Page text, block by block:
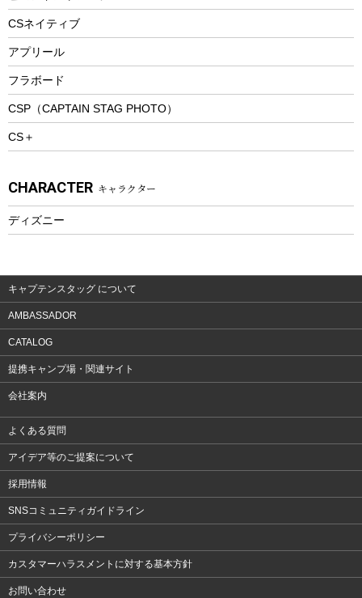
トレッキング
トレッキングステッキ
トレッキングアクセサリー
プレイグッズ
ウェルネス
ウェア、タオル
ウェア
CSネイティブ
アプリール
フラボード
CSP（CAPTAIN STAG PHOTO）
CS＋
CHARACTER キャラクター
ディズニー
キャプテンスタッグ について
AMBASSADOR
CATALOG
提携キャンプ場・関連サイト
会社案内
よくある質問
アイデア等のご提案について
採用情報
SNSコミュニティガイドライン
プライバシーポリシー
カスタマーハラスメントに対する基本方針
お問い合わせ